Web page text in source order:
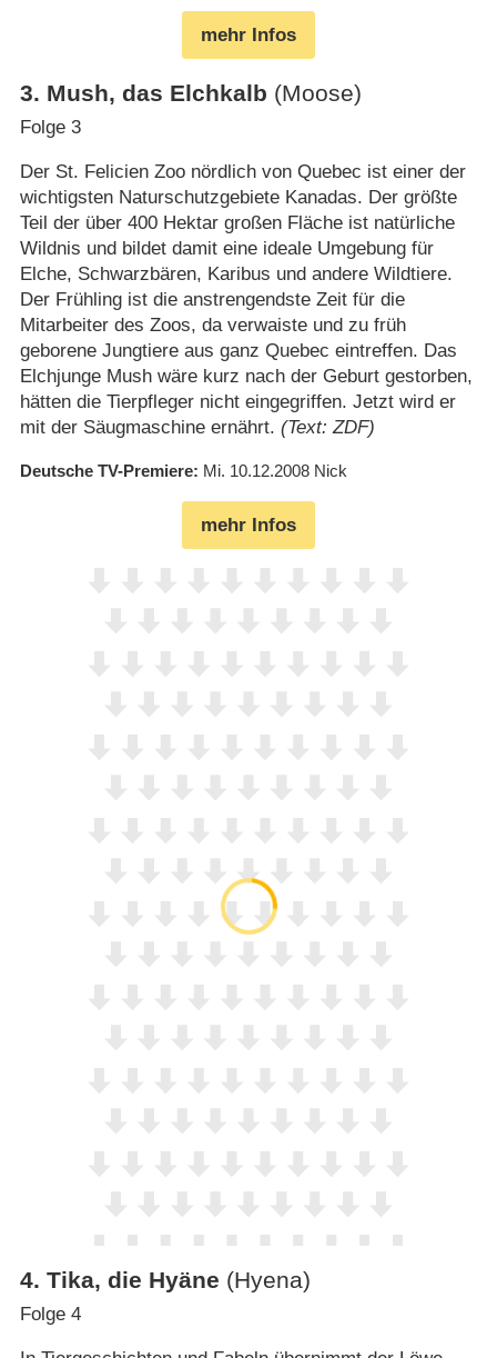
mehr Infos
3. Mush, das Elchkalb (Moose)
Folge 3
Der St. Felicien Zoo nördlich von Quebec ist einer der
wichtigsten Naturschutzgebiete Kanadas. Der größte
Teil der über 400 Hektar großen Fläche ist natürliche
Wildnis und bildet damit eine ideale Umgebung für
Elche, Schwarzbären, Karibus und andere Wildtiere.
Der Frühling ist die anstrengendste Zeit für die
Mitarbeiter des Zoos, da verwaiste und zu früh
geborene Jungtiere aus ganz Quebec eintreffen. Das
Elchjunge Mush wäre kurz nach der Geburt gestorben,
hätten die Tierpfleger nicht eingegriffen. Jetzt wird er
mit der Säugmaschine ernährt. (Text: ZDF)
Deutsche TV-Premiere Mi. 10.12.2008 Nick
mehr Infos
4. Tika, die Hyäne (Hyena)
Folge 4